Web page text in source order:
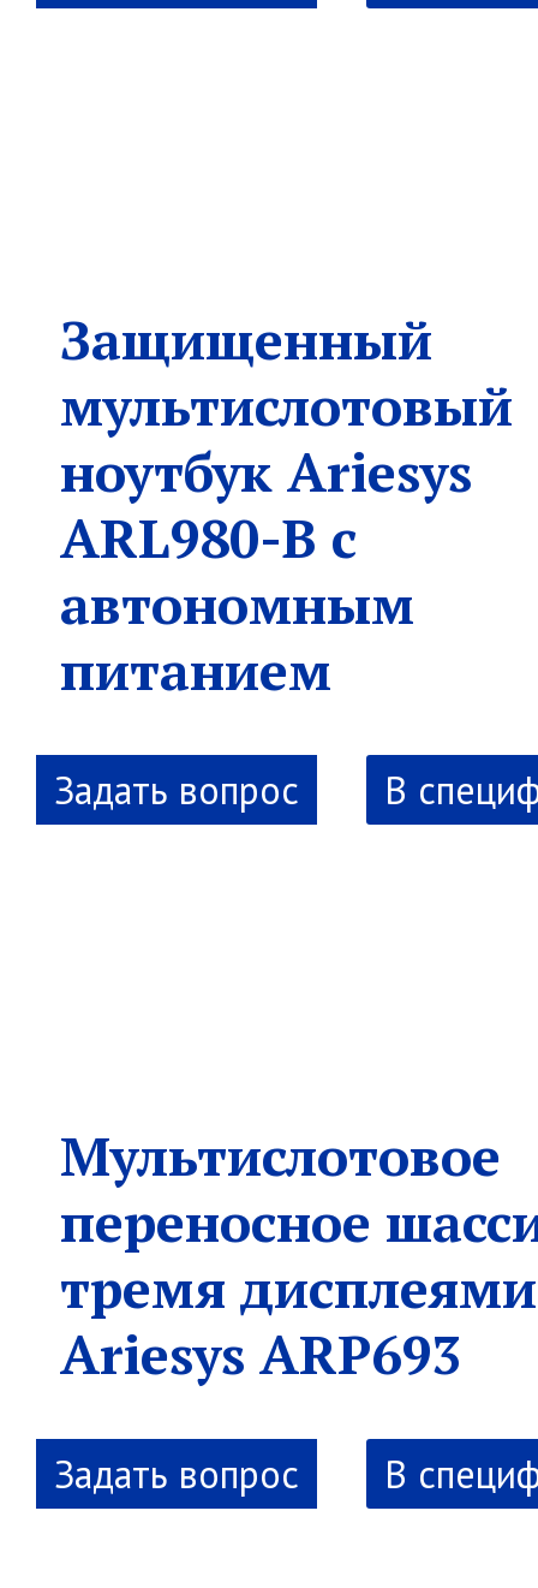
Защищенный
мультислотовый
ноутбук Ariesys
ARL980-B с
автономным
питанием
В
Мультислотовое
переносное
тремя дисплеями
Ariesys ARP693
В